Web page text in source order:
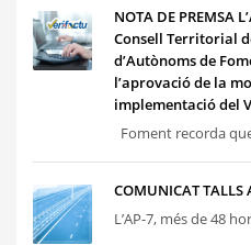
NOTA DE PREMSA
Consell Territorial
d’Autònoms de
l’aprovació de la
implementació del
Foment recorda
COMUNICAT TALLS
L’AP-7, més de 48